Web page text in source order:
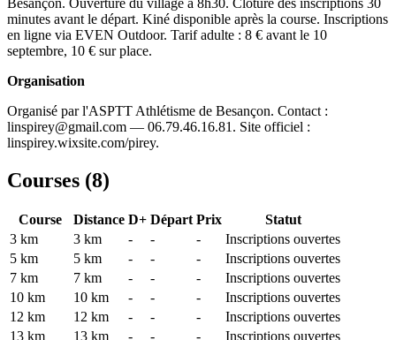
minutes avant le départ. Kiné disponible après la course. Inscriptions
en ligne via EVEN Outdoor. Tarif adulte : 8 € avant le 10
septembre, 10 € sur place.
Organisation
Organisé par l'ASPTT Athlétisme de Besançon. Contact :
linspirey@gmail.com — 06.79.46.16.81. Site officiel :
linspirey.wixsite.com/pirey.
Courses (8)
Course Distance D+ Départ Prix
Statut
3 km
3 km - - -
Inscriptions ouvertes
5 km
5 km - - -
Inscriptions ouvertes
7 km
7 km - - -
Inscriptions ouvertes
10 km
10 km - - -
Inscriptions ouvertes
12 km
12 km - - -
Inscriptions ouvertes
13 km
13 km - - -
Inscriptions ouvertes